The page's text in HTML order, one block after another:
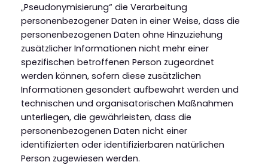
„Pseudonymisierung“ die Verarbeitung
personenbezogener Daten in einer Weise, dass die
personenbezogenen Daten ohne Hinzuziehung
zusätzlicher Informationen nicht mehr einer
spezifischen betroffenen Person zugeordnet
werden können, sofern diese zusätzlichen
Informationen gesondert aufbewahrt werden und
technischen und organisatorischen Maßnahmen
unterliegen, die gewährleisten, dass die
personenbezogenen Daten nicht einer
identifizierten oder identifizierbaren natürlichen
Person zugewiesen werden.